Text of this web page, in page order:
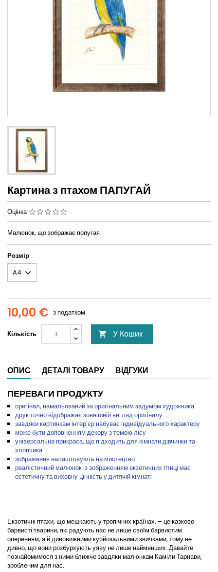
Картина з птахом ПАПУГАЙ
Оцінка
Малюнок, що зображає попугая
Розмір
10,00 € з податком
Кількість  У Кошик
ОПИС ДЕТАЛІ ТОВАРУ ВІДГУКИ
ПЕРЕВАГИ ПРОДУКТУ
оригінал, намальований за оригінальним задумом художника
друк точно відображає зовнішній вигляд оригіналу
завдяки картинкам інтер'єр набуває індивідуального характеру
може бути доповненням декору з темою лісу
універсальна прикраса, що підходить для кімнати дівчинки та
хлопчика
зображення налаштовують на мистецтво
реалістичний малюнок із зображенням екзотичних птиці має
естетичну та виховну цінність у дитячій кімнаті
Екзотичні птахи, що мешкають у тропічних країнах, – це казково
барвисті тварини, які радують нас не лише своїм барвистим
оперенням, а й дивовижними курйозальними звичками, тому не
дивно, що вони розбурхують уяву не лише найменших. Давайте
познайомимося з ними ближче завдяки малюнкам Каміли Тарнави,
зробленим для нас.